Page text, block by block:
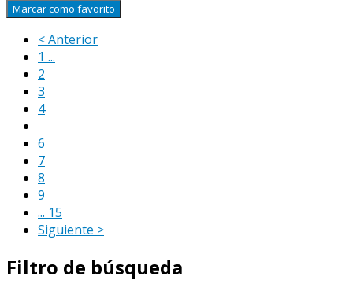
Marcar como favorito
< Anterior
1 ...
2
3
4
6
7
8
9
... 15
Siguiente >
Filtro de búsqueda